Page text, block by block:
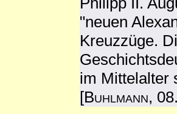
"neuen
Kreuzzüge.
im Mittelalter
[Buhlmann,